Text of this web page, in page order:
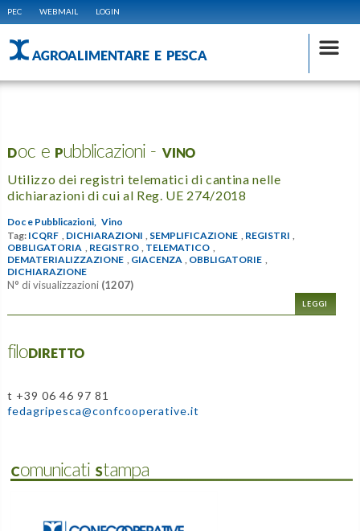
PEC WEBMAIL LOGIN
AGROALIMENTARE E PESCA
Doc e Pubblicazioni - VINO
Utilizzo dei registri telematici di cantina nelle
dichiarazioni di cui al Reg. UE 274/2018
Doc e Pubblicazioni, Vino
Tag: ICQRF , DICHIARAZIONI , SEMPLIFICAZIONE , REGISTRI ,
OBBLIGATORIA , REGISTRO , TELEMATICO ,
DEMATERIALIZZAZIONE , GIACENZA , OBBLIGATORIE ,
DICHIARAZIONE
N° di visualizzazioni (1207)
LEGGI
filoDIRETTO
t +39 06 46 97 81
fedagripesca@confcooperative.it
Comunicati Stampa